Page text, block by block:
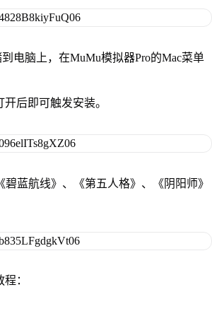
电脑上，在MuMu模拟器Pro的Mac菜单
后即可触发安装。
蓝航线》、《第五人格》、《阴阳师》
：